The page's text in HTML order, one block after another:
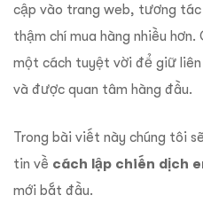
cập vào trang web, tương
thậm chí mua hàng nhiều
một cách tuyệt vời để giữ liên
và được quan tâm hàng đầu.
Trong bài viết này chúng tôi
tin về cách lập chiến dịch
mới bắt đầu.